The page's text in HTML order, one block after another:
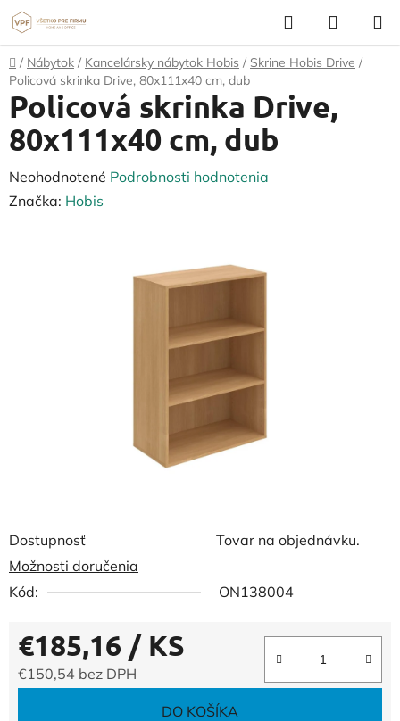
Prejsť
na
obsah
Hľadať
KOŠÍK
Domov
/ Nábytok / Kancelársky nábytok Hobis / Skrine Hobis Drive /
Policová skrinka Drive, 80x111x40 cm, dub
Dostupnosť
Tovar na objednávku.
Možnosti doručenia
Kód:
ON138004
€185,16 / KS
€150,54 bez DPH
DO KOŠÍKA
Policová skrinka Drive,
80x111x40 cm, dub
Priemerné
hodnotenie
Neohodnotené Podrobnosti hodnotenia
Značka: Hobis